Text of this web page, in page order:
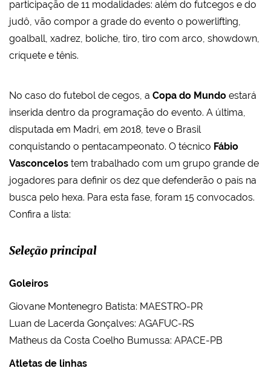
participação de 11 modalidades: além do futcegos e do
judô, vão compor a grade do evento o powerlifting,
goalball, xadrez, boliche, tiro, tiro com arco, showdown,
críquete e tênis.
No caso do futebol de cegos, a Copa do Mundo estará
inserida dentro da programação do evento. A última,
disputada em Madri, em 2018, teve o Brasil
conquistando o pentacampeonato. O técnico Fábio
Vasconcelos tem trabalhado com um grupo grande de
jogadores para definir os dez que defenderão o país na
busca pelo hexa. Para esta fase, foram 15 convocados.
Confira a lista:
Seleção principal
Goleiros
Giovane Montenegro Batista: MAESTRO-PR
Luan de Lacerda Gonçalves: AGAFUC-RS
Matheus da Costa Coelho Bumussa: APACE-PB
Atletas de linhas